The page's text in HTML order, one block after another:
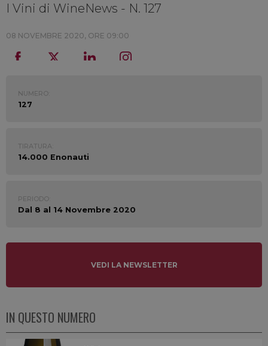
I Vini di WineNews - N. 127
08 NOVEMBRE 2020, ORE 09:00
NUMERO:
127
TIRATURA:
14.000 Enonauti
PERIODO:
Dal 8 al 14 Novembre 2020
VEDI LA NEWSLETTER
IN QUESTO NUMERO